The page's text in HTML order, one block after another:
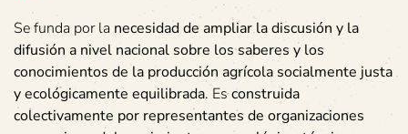
Se funda por la necesidad de ampliar la discusión y la
difusión a nivel nacional sobre los saberes y los
conocimientos de la producción agrícola socialmente justa
y ecológicamente equilibrada. Esconstruida
colectivamente por representantes de organizaciones